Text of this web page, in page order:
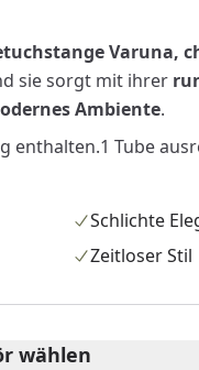
Varuna,
sie sorgt mit ihrer
Ambiente.
enthalten.1 Tube
Schlichte
Zeitloser Stil
wählen